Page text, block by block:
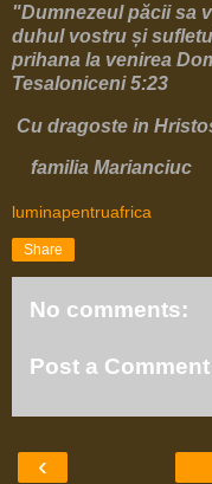
"Dumnezeul păcii sa
duhul vostru și
prihana la venirea
Tesaloniceni 5:23
Cu dragoste in
familia Marianciuc
luminapentruafrica
Share
No comments:
Post a Comment
‹